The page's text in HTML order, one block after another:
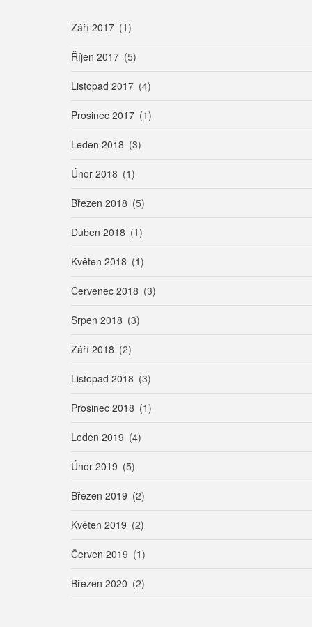
Září 2017 (1)
Říjen 2017 (5)
Listopad 2017 (4)
Prosinec 2017 (1)
Leden 2018 (3)
Únor 2018 (1)
Březen 2018 (5)
Duben 2018 (1)
Květen 2018 (1)
Červenec 2018 (3)
Srpen 2018 (3)
Září 2018 (2)
Listopad 2018 (3)
Prosinec 2018 (1)
Leden 2019 (4)
Únor 2019 (5)
Březen 2019 (2)
Květen 2019 (2)
Červen 2019 (1)
Březen 2020 (2)